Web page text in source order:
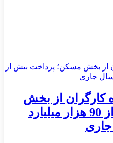
کارگران از بخش
مسکن؛ پرداخت بیش از 90 هزار میلیارد